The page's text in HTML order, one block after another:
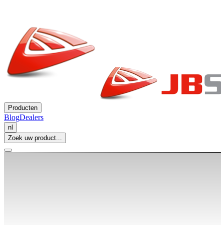
Producten
BlogDealers
nl
Zoek uw product...